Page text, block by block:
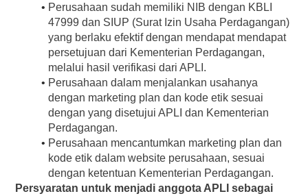
Perusahaan sudah memiliki NIB dengan KBLI
47999 dan SIUP (Surat Izin Usaha Perdagangan)
yang berlaku efektif dengan mendapat mendapat
persetujuan dari Kementerian Perdagangan,
melalui hasil verifikasi dari APLI.
Perusahaan dalam menjalankan usahanya
dengan marketing plan dan kode etik sesuai
dengan yang disetujui APLI dan Kementerian
Perdagangan.
Perusahaan mencantumkan marketing plan dan
kode etik dalam website perusahaan, sesuai
dengan ketentuan Kementerian Perdagangan.
Persyaratan untuk menjadi anggota APLI sebagai